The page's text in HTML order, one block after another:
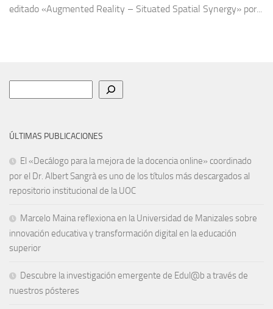
editado «Augmented Reality – Situated Spatial Synergy» por...
ÚLTIMAS PUBLICACIONES
El «Decálogo para la mejora de la docencia online» coordinado
por el Dr. Albert Sangrà es uno de los títulos más descargados al
repositorio institucional de la UOC
Marcelo Maina reflexiona en la Universidad de Manizales sobre
innovación educativa y transformación digital en la educación
superior
Descubre la investigación emergente de Edul@b a través de
nuestros pósteres